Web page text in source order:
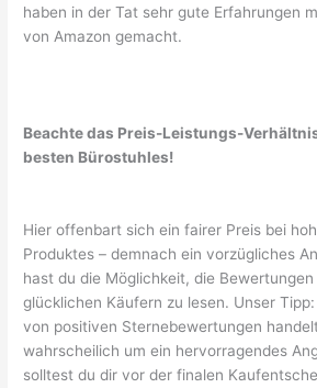
haben in der Tat sehr gute Erfahrungen
von Amazon gemacht.
Beachte das Preis-Leistungs-
besten Bürostuhles!
Hier offenbart sich ein fairer Preis bei
Produktes – demnach ein vorzügliches
hast du die Möglichkeit, die
glücklichen Käufern zu lesen. Unser
von positiven Sternebewertungen
wahrscheilich um ein hervorragendes
solltest du dir vor der finalen